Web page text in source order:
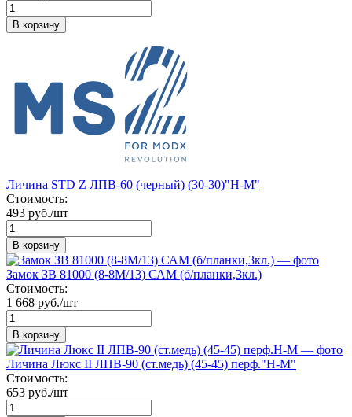
В корзину
Личина STD Z ЛПВ-60 (черный) (30-30)"Н-М"
Стоимость:
493 руб./шт
В корзину
Замок ЗВ 81000 (8-8М/13) САМ (б/планки,3кл.)
Стоимость:
1 668 руб./шт
В корзину
Личина Люкс II ЛПВ-90 (ст.медь) (45-45) перф."Н-М"
Стоимость:
653 руб./шт